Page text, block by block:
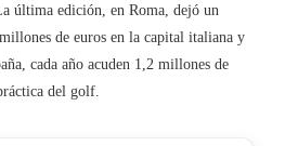
última edición, en Roma, dejó un
de euros en la capital italiana y
cada año acuden 1,2 millones de
del golf.